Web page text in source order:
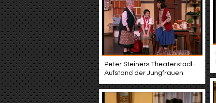
Peter Steiners Theaterstadl-
Aufstand der Jungfrauen